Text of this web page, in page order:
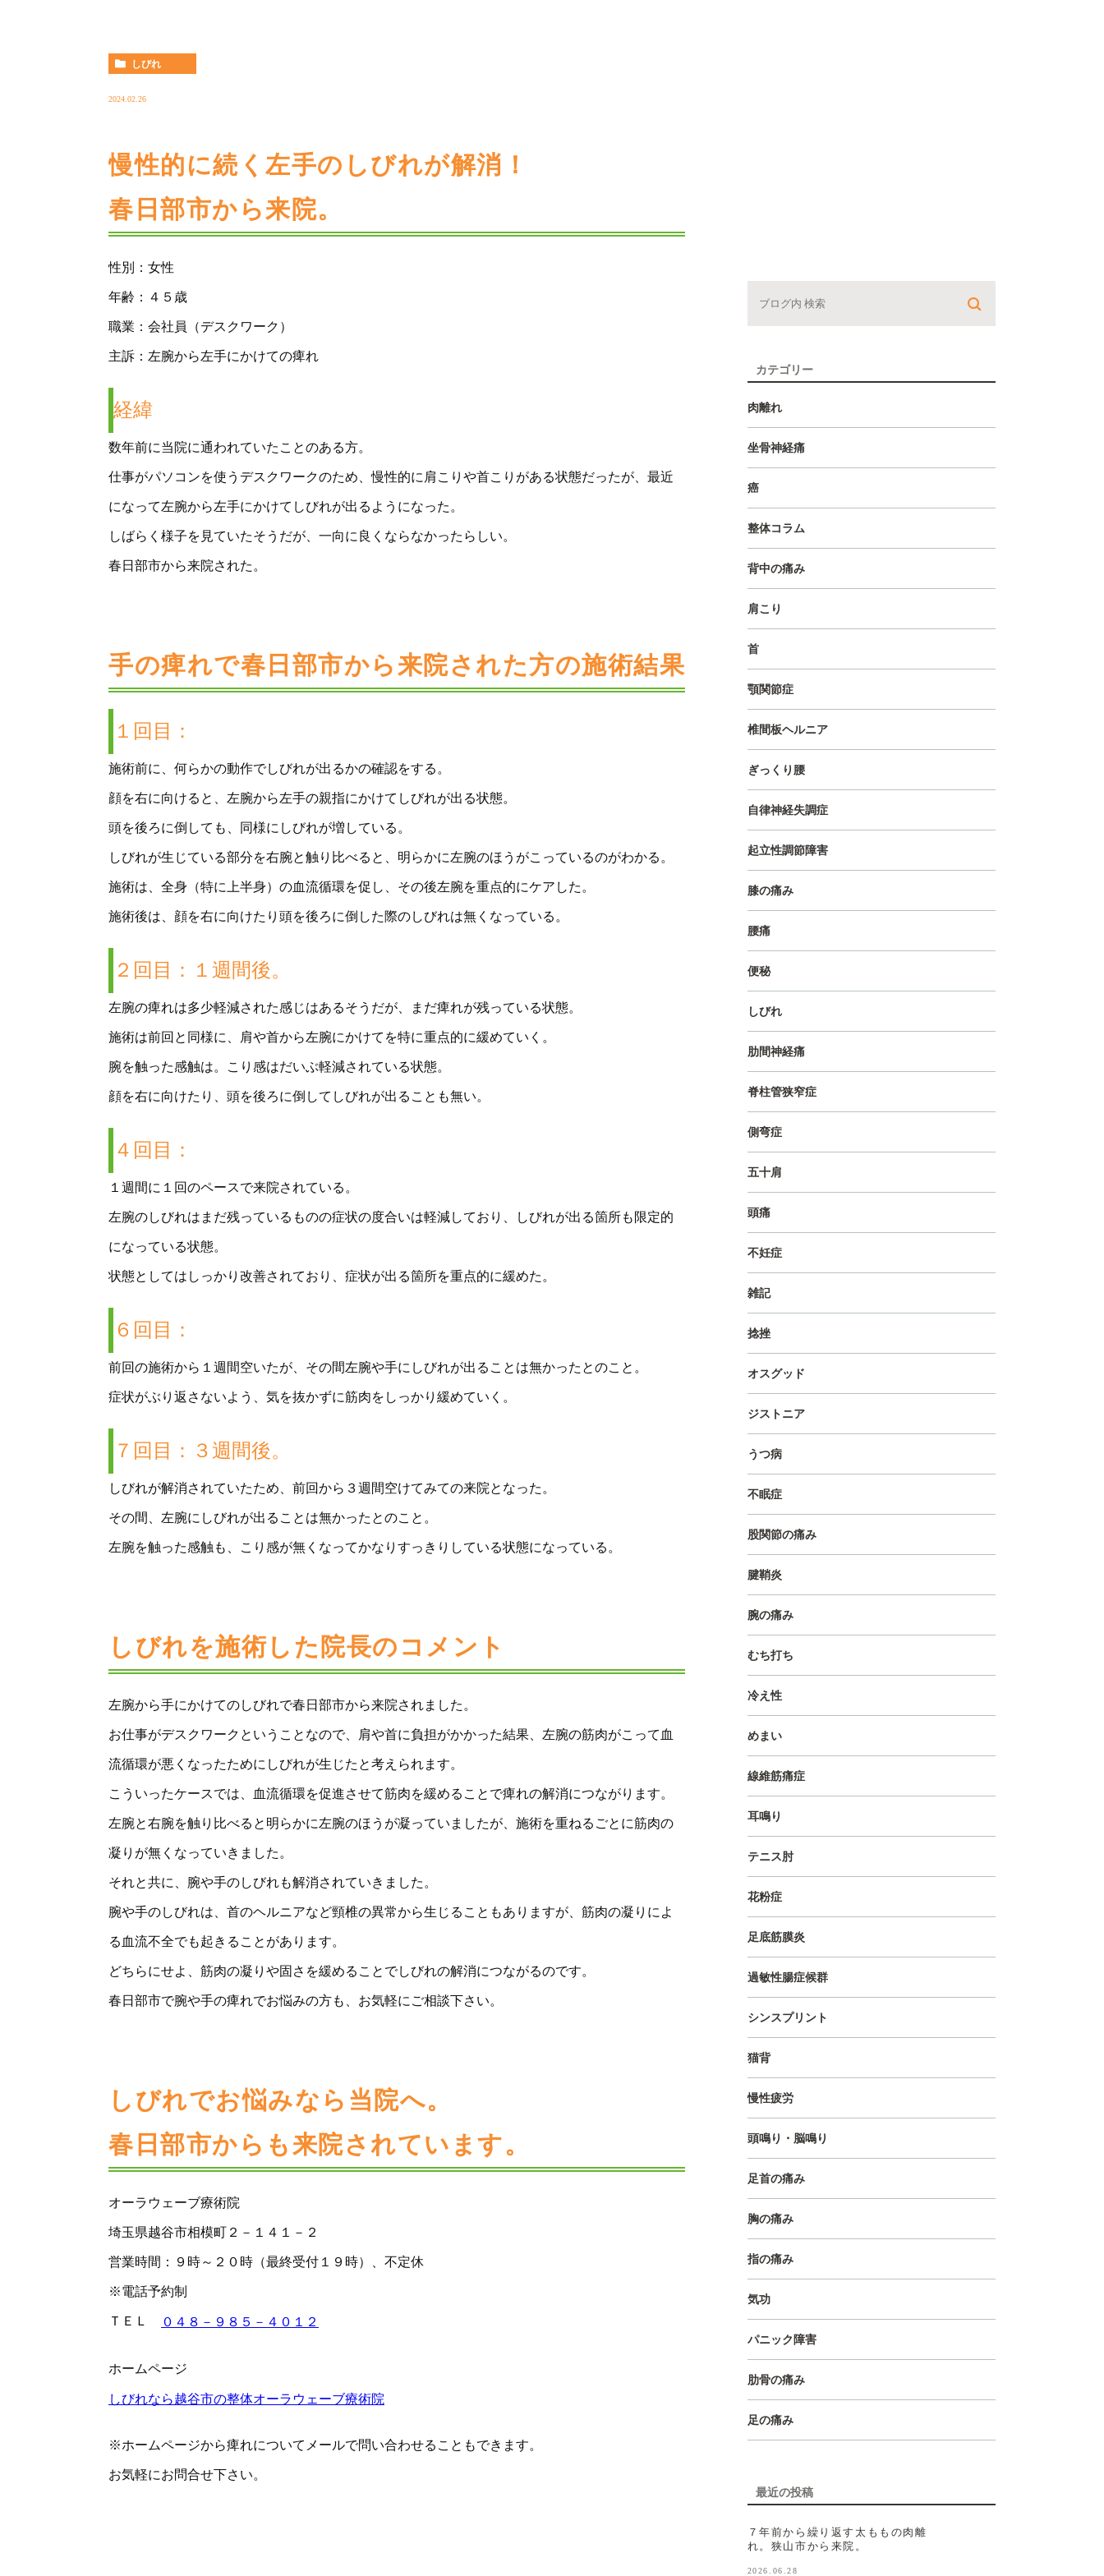
しびれ
2024.02.26
慢性的に続く左手のしびれが解消！
春日部市から来院。
性別：女性
年齢：４５歳
職業：会社員（デスクワーク）
主訴：左腕から左手にかけての痺れ
経緯
数年前に当院に通われていたことのある方。
仕事がパソコンを使うデスクワークのため、慢性的に肩こりや首こりがある状態だったが、最近
になって左腕から左手にかけてしびれが出るようになった。
しばらく様子を見ていたそうだが、一向に良くならなかったらしい。
春日部市から来院された。
手の痺れで春日部市から来院された方の施術結果
１回目：
施術前に、何らかの動作でしびれが出るかの確認をする。
顔を右に向けると、左腕から左手の親指にかけてしびれが出る状態。
頭を後ろに倒しても、同様にしびれが増している。
しびれが生じている部分を右腕と触り比べると、明らかに左腕のほうがこっているのがわかる。
施術は、全身（特に上半身）の血流循環を促し、その後左腕を重点的にケアした。
施術後は、顔を右に向けたり頭を後ろに倒した際のしびれは無くなっている。
２回目：１週間後。
左腕の痺れは多少軽減された感じはあるそうだが、まだ痺れが残っている状態。
施術は前回と同様に、肩や首から左腕にかけてを特に重点的に緩めていく。
腕を触った感触は。こり感はだいぶ軽減されている状態。
顔を右に向けたり、頭を後ろに倒してしびれが出ることも無い。
４回目：
１週間に１回のペースで来院されている。
左腕のしびれはまだ残っているものの症状の度合いは軽減しており、しびれが出る箇所も限定的
になっている状態。
状態としてはしっかり改善されており、症状が出る箇所を重点的に緩めた。
６回目：
前回の施術から１週間空いたが、その間左腕や手にしびれが出ることは無かったとのこと。
症状がぶり返さないよう、気を抜かずに筋肉をしっかり緩めていく。
７回目：３週間後。
しびれが解消されていたため、前回から３週間空けてみての来院となった。
その間、左腕にしびれが出ることは無かったとのこと。
左腕を触った感触も、こり感が無くなってかなりすっきりしている状態になっている。
しびれを施術した院長のコメント
左腕から手にかけてのしびれで春日部市から来院されました。
お仕事がデスクワークということなので、肩や首に負担がかかった結果、左腕の筋肉がこって血
流循環が悪くなったためにしびれが生じたと考えられます。
こういったケースでは、血流循環を促進させて筋肉を緩めることで痺れの解消につながります。
左腕と右腕を触り比べると明らかに左腕のほうが凝っていましたが、施術を重ねるごとに筋肉の
凝りが無くなっていきました。
それと共に、腕や手のしびれも解消されていきました。
腕や手のしびれは、首のヘルニアなど頸椎の異常から生じることもありますが、筋肉の凝りによ
る血流不全でも起きることがあります。
どちらにせよ、筋肉の凝りや固さを緩めることでしびれの解消につながるのです。
春日部市で腕や手の痺れでお悩みの方も、お気軽にご相談下さい。
しびれでお悩みなら当院へ。
春日部市からも来院されています。
オーラウェーブ療術院
埼玉県越谷市相模町２－１４１－２
営業時間：９時～２０時（最終受付１９時）、不定休
※電話予約制
ＴＥＬ ０４８－９８５－４０１２
ホームページ
しびれなら越谷市の整体オーラウェーブ療術院
※ホームページから痺れについてメールで問い合わせることもできます。
お気軽にお問合せ下さい。
カテゴリー
肉離れ
坐骨神経痛
癌
整体コラム
背中の痛み
肩こり
首
顎関節症
椎間板ヘルニア
ぎっくり腰
自律神経失調症
起立性調節障害
膝の痛み
腰痛
便秘
しびれ
肋間神経痛
脊柱管狭窄症
側弯症
五十肩
頭痛
不妊症
雑記
捻挫
オスグッド
ジストニア
うつ病
不眠症
股関節の痛み
腱鞘炎
腕の痛み
むち打ち
冷え性
めまい
線維筋痛症
耳鳴り
テニス肘
花粉症
足底筋膜炎
過敏性腸症候群
シンスプリント
猫背
慢性疲労
頭鳴り・脳鳴り
足首の痛み
胸の痛み
指の痛み
気功
パニック障害
肋骨の痛み
足の痛み
最近の投稿
７年前から繰り返す太ももの肉離
れ。狭山市から来院。
2026.06.28